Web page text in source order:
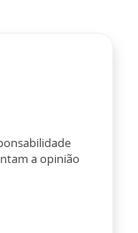
a opinião